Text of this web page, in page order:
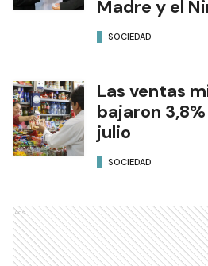
Madre y el
SOCIEDAD
Las ventas
bajaron
julio
SOCIEDAD
Ads